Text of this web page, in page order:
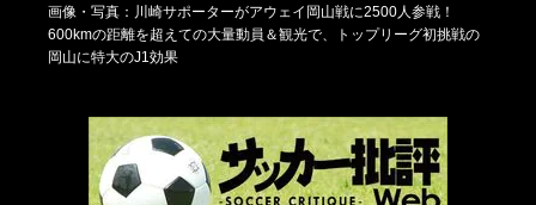
画像・写真：川崎サポーターがアウェイ岡山戦に2500人参戦！
600kmの距離を超えての大量動員＆観光で、トップリーグ初挑戦の
岡山に特大のJ1効果